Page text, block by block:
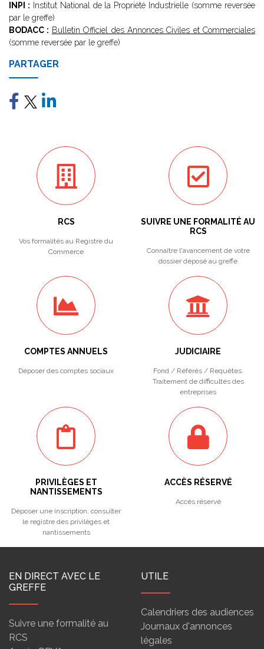
INPI : Institut National de la Propriété Industrielle (somme reversée
par le greffe)
BODACC : Bulletin Officiel des Annonces Civiles et Commerciales
(somme reversée par le greffe)
PARTAGER
RCS
Vos formalités au Registre du
Commerce
SUIVRE UNE FORMALITÉ AU
RCS
Connaître l'avancement de votre
dossier déposé au greffe
COMPTES ANNUELS
Déposer des comptes sociaux
JUDICIAIRE
Fond / Référés / Requêtes.
Traitement de difficultés des
entreprises
PRIVILÈGES ET
NANTISSEMENTS
Déposer une inscription, consulter
le registre des privilèges et
nantissements
ACCÈS RÉSERVÉ
Accès réservé
EN DIRECT AVEC LE
GREFFE
Suivre une formalité au
RCS
UTILE
Calendriers des audiences
Journaux d'annonces
légales